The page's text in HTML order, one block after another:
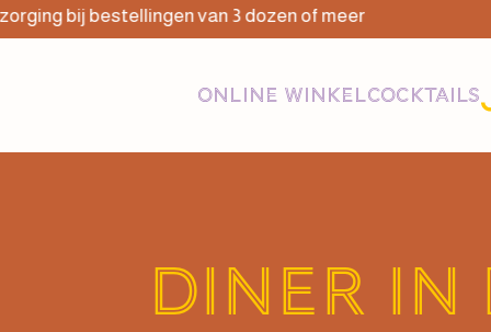
bij bestellingen van 3 dozen of meer
ONLINE WINKELCOCKTAILS
Diner